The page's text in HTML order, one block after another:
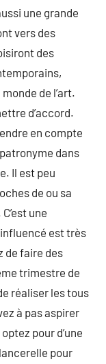
une grande
vers des
des
de l’art.
d’accord.
en compte
dans
Il est peu
de ou sa
une
est très
de faire des
trimestre de
réaliser les tous
à pas aspirer
pour d’une
pour